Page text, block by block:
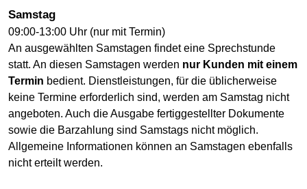
Samstag
09:00-13:00 Uhr (nur mit Termin)
An ausgewählten Samstagen findet eine Sprechstunde
statt. An diesen Samstagen werden nur Kunden mit einem
Termin bedient. Dienstleistungen, für die üblicherweise
keine Termine erforderlich sind, werden am Samstag nicht
angeboten. Auch die Ausgabe fertiggestellter Dokumente
sowie die Barzahlung sind Samstags nicht möglich.
Allgemeine Informationen können an Samstagen ebenfalls
nicht erteilt werden.